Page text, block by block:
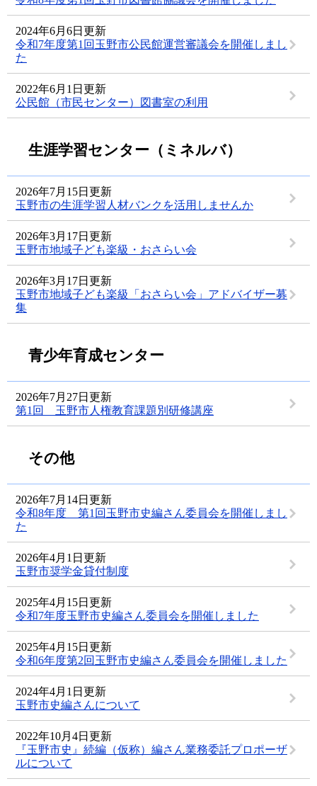
2024年6月6日更新
令和7年度第1回玉野市公民館運営審議会を開催しまし
た
2022年6月1日更新
公民館（市民センター）図書室の利用
生涯学習センター（ミネルバ）
2026年7月15日更新
玉野市の生涯学習人材バンクを活用しませんか
2026年3月17日更新
玉野市地域子ども楽級・おさらい会
2026年3月17日更新
玉野市地域子ども楽級「おさらい会」アドバイザー募
集
青少年育成センター
2026年7月27日更新
第1回 玉野市人権教育課題別研修講座
その他
2026年7月14日更新
令和8年度 第1回玉野市史編さん委員会を開催しまし
た
2026年4月1日更新
玉野市奨学金貸付制度
2025年4月15日更新
令和7年度玉野市史編さん委員会を開催しました
2025年4月15日更新
令和6年度第2回玉野市史編さん委員会を開催しました
2024年4月1日更新
玉野市史編さんについて
2022年10月4日更新
『玉野市史』続編（仮称）編さん業務委託プロポーザ
ルについて